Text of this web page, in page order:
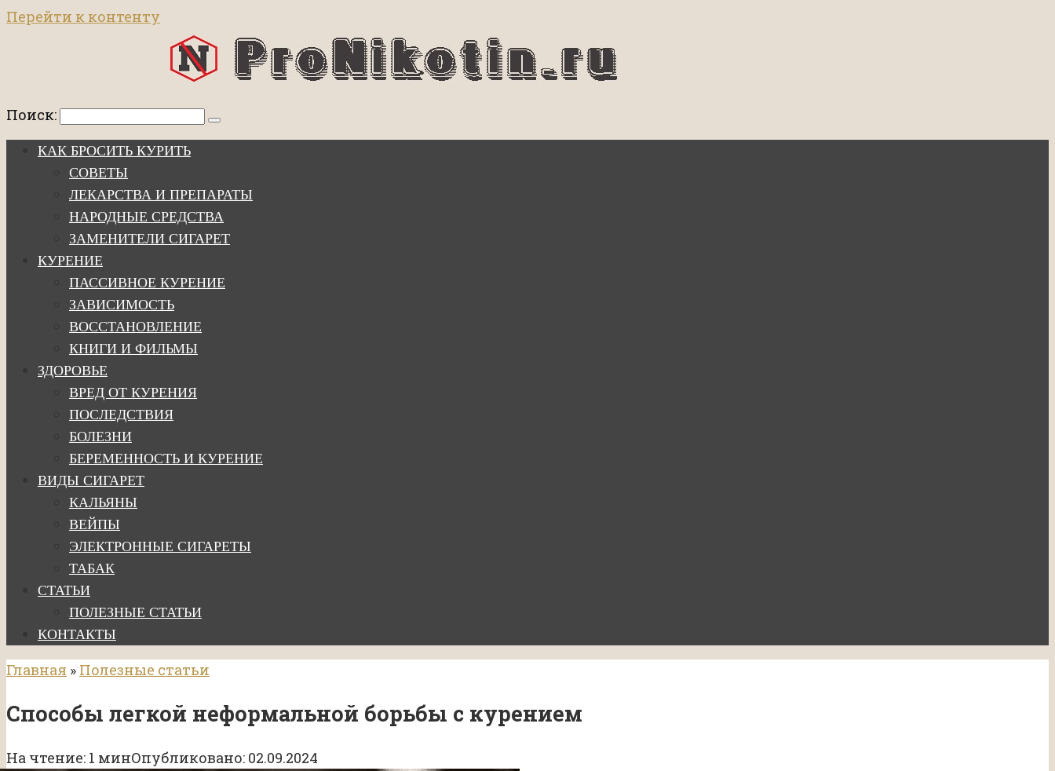
Перейти к контенту
Поиск:
КАК БРОСИТЬ КУРИТЬ
СОВЕТЫ
ЛЕКАРСТВА И ПРЕПАРАТЫ
НАРОДНЫЕ СРЕДСТВА
ЗАМЕНИТЕЛИ СИГАРЕТ
КУРЕНИЕ
ПАССИВНОЕ КУРЕНИЕ
ЗАВИСИМОСТЬ
ВОССТАНОВЛЕНИЕ
КНИГИ И ФИЛЬМЫ
ЗДОРОВЬЕ
ВРЕД ОТ КУРЕНИЯ
ПОСЛЕДСТВИЯ
БОЛЕЗНИ
БЕРЕМЕННОСТЬ И КУРЕНИЕ
ВИДЫ СИГАРЕТ
КАЛЬЯНЫ
ВЕЙПЫ
ЭЛЕКТРОННЫЕ СИГАРЕТЫ
ТАБАК
СТАТЬИ
ПОЛЕЗНЫЕ СТАТЬИ
КОНТАКТЫ
Главная » Полезные статьи
Способы легкой неформальной борьбы с курением
На чтение: 1 минОпубликовано: 02.09.2024